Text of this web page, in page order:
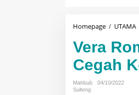
Homepage / UTAMA
Vera
Cegah
Mahbub
04/10/2022
Sulteng